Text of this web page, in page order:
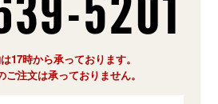
5201
17時から承っております。
注文は承っておりません。